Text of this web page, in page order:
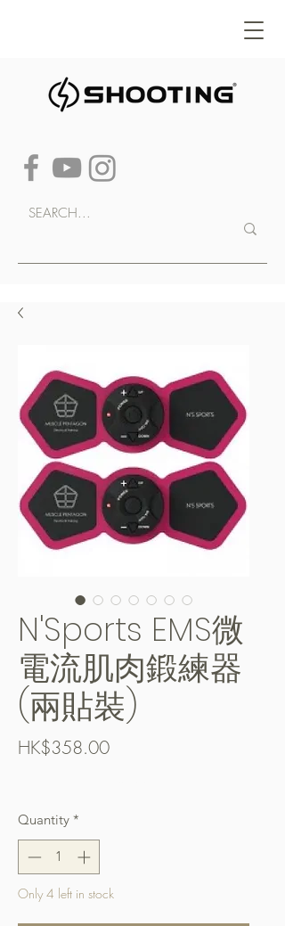
N'Sports EMS微
電流肌肉鍛練器
(兩貼裝)
HK$358.00Price
Quantity *
Only 4 left in stock